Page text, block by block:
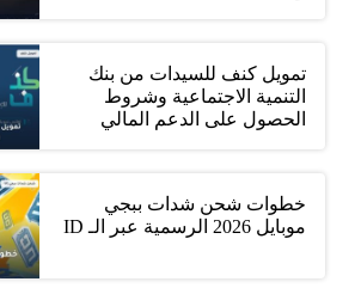
تمويل كنف للسيدات من بنك
التنمية الاجتماعية وشروط
الحصول على الدعم المالي
خطوات شحن شدات ببجي
موبايل 2026 الرسمية عبر الـ ID